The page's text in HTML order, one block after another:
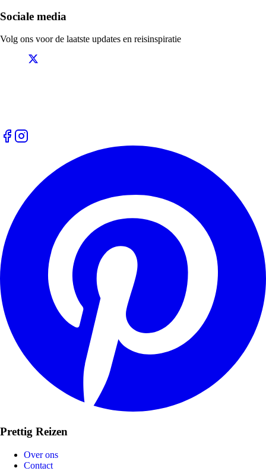
Sociale media
Volg ons voor de laatste updates en reisinspiratie
Prettig Reizen
Over ons
Contact